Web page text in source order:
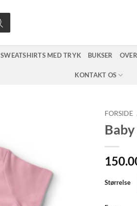
SWEATSHIRTS MED TRYK BUKSER
KONTAKT OS
FORSIDE
Størrelse